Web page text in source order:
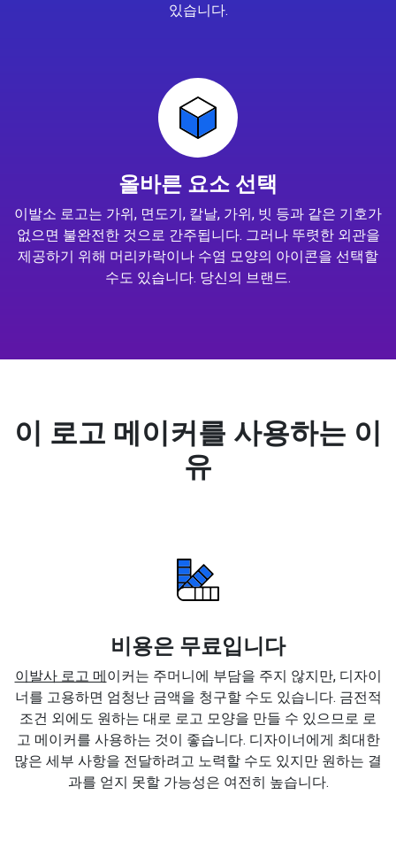
있습니다.
올바른 요소 선택
이발소 로고는 가위, 면도기, 칼날, 가위, 빗 등과 같은 기호가
없으면 불완전한 것으로 간주됩니다. 그러나 뚜렷한 외관을
제공하기 위해 머리카락이나 수염 모양의 아이콘을 선택할
수도 있습니다. 당신의 브랜드.
이 로고 메이커를 사용하는 이
유
비용은 무료입니다
이발사 로고 메이커는 주머니에 부담을 주지 않지만, 디자이
너를 고용하면 엄청난 금액을 청구할 수도 있습니다. 금전적
조건 외에도 원하는 대로 로고 모양을 만들 수 있으므로 로
고 메이커를 사용하는 것이 좋습니다. 디자이너에게 최대한
많은 세부 사항을 전달하려고 노력할 수도 있지만 원하는 결
과를 얻지 못할 가능성은 여전히 높습니다.